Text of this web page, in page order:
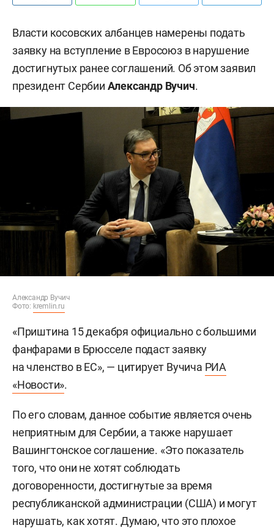
Власти косовских албанцев намерены подать
заявку на вступление в Евросоюз в нарушение
достигнутых ранее соглашений. Об этом заявил
президент Сербии Александр Вучич.
Александр Вучич
Фото: kremlin.ru
«Приштина 15 декабря официально с большими
фанфарами в Брюсселе подаст заявку
на членство в ЕС», — цитирует Вучича РИА
«Новости».
По его словам, данное событие является очень
неприятным для Сербии, а также нарушает
Вашингтонское соглашение. «Это показатель
того, что они не хотят соблюдать
договоренности, достигнутые за время
республиканской администрации (США) и могут
нарушать, как хотят. Думаю, что это плохое